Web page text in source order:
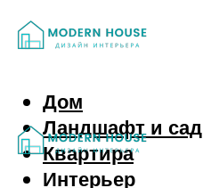
Дом
Ландшафт и сад
Квартира
Интерьер